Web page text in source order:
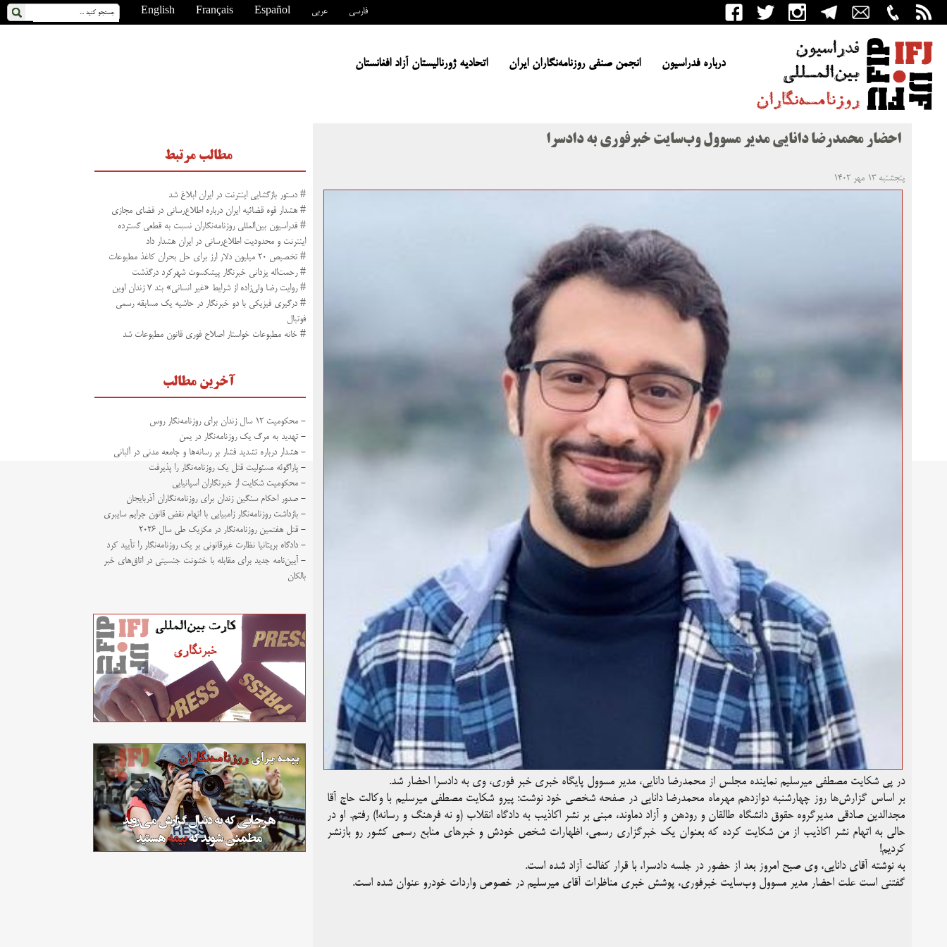
English Français Español عربی فارسی
درباره فدراسیون انجمن صنفی روزنامه‌نگاران ایران اتحادیه ژورنالیستان آزاد افغانستان
احضار محمدرضا دانایی مدیر مسوول وب‌سایت خبرفوری به دادسرا
پنجشنبه ۱۳ مهر ۱۴۰۲
در پی شکایت مصطفی میرسلیم نماینده مجلس از محمدرضا دانایی، مدیر مسوول پایگاه خبری خبر فوری، وی به دادسرا احضار شد.
بر اساس گزارش‌ها روز چهارشنبه دوازدهم مهرماه محمدرضا دانایی در صفحه شخصی خود نوشت: پیرو شکایت مصطفی میرسلیم با وکالت حاج آقا
مجدالدین صادقی مدیرگروه حقوق دانشگاه طالقان و رودهن و آزاد دماوند، مبنی بر نشر اکاذیب به دادگاه انقلاب (و نه فرهنگ و رسانه!) رفتم. او در
حالی به اتهام نشر اکاذیب از من شکایت کرده که بعنوان یک خبرگزاری رسمی، اظهارات شخص خودش و خبرهای منابع رسمی کشور رو بازنشر
کردیم!
به نوشته آقای دانایی، وی صبح امروز بعد از حضور در جلسه دادسرا، با قرار کفالت آزاد شده است.
گفتنی است علت احضار مدیر مسوول وب‌سایت خبرفوری، پوشش خبری مناظرات آقای میرسلیم در خصوص واردات خودرو عنوان شده است.
مطالب مرتبط
# دستور بازگشایی اینترنت در ایران ابلاغ شد
# هشدار قوه قضائیه ایران درباره اطلاع‌رسانی در فضای مجازی
# فدراسیون بین‌المللی روزنامه‌نگاران نسبت به قطعی گسترده
اینترنت و محدودیت اطلاع‌رسانی در ایران هشدار داد
# تخصیص ۲۰ میلیون دلار ارز برای حل بحران کاغذ مطبوعات
# رحمت‌اله یزدانی خبرنگار پیشکسوت شهرکرد درگذشت
# روایت رضا ولی‌زاده از شرایط «غیر انسانی» بند ۷ زندان اوین
# درگیری فیزیکی با دو خبرنگار در حاشیه یک مسابقه رسمی
فوتبال
# خانه مطبوعات خواستار اصلاح فوری قانون مطبوعات شد
آخرین مطالب
- محکومیت ۱۲ سال زندان برای روزنامه‌نگار روس
- تهدید به مرگ یک روزنامه‌نگار در یمن
- هشدار درباره تشدید فشار بر رسانه‌ها و جامعه مدنی در آلبانی
- پاراگوئه مسئولیت قتل یک روزنامه‌نگار را پذیرفت
- محکومیت شکایت از خبرنگاران اسپانیایی
- صدور احکام سنگین زندان برای روزنامه‌نگاران آذربایجان
- بازداشت روزنامه‌نگار زامبیایی با اتهام نقض قانون جرایم سایبری
- قتل هفتمین روزنامه‌نگار در مکزیک طی سال ۲۰۲۶
- دادگاه بریتانیا نظارت غیرقانونی بر یک روزنامه‌نگار را تأیید کرد
- آیین‌نامه جدید برای مقابله با خشونت جنسیتی در اتاق‌های خبر
بالکان